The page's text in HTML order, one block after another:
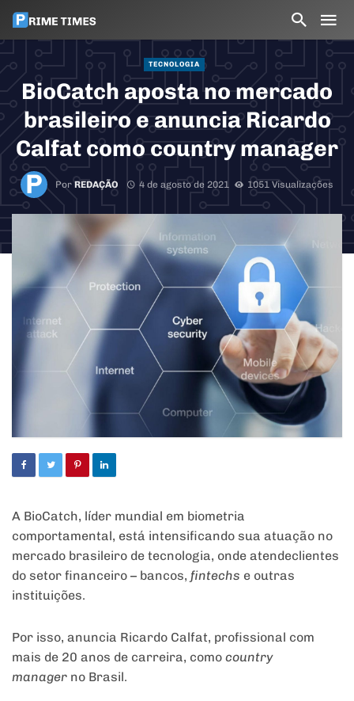
TECNOLOGIA
BioCatch aposta no mercado
brasileiro e anuncia Ricardo
Calfat como country manager
PorREDAÇÃO 4 de agosto de 2021 1051 Visualizações
A BioCatch, líder mundial em biometria
comportamental, está intensificando sua atuação no
mercado brasileiro de tecnologia, onde atendeclientes
do setor financeiro – bancos, fintechs e outras
instituições.
Por isso, anuncia Ricardo Calfat, profissional com
mais de 20 anos de carreira, como country
manager no Brasil.